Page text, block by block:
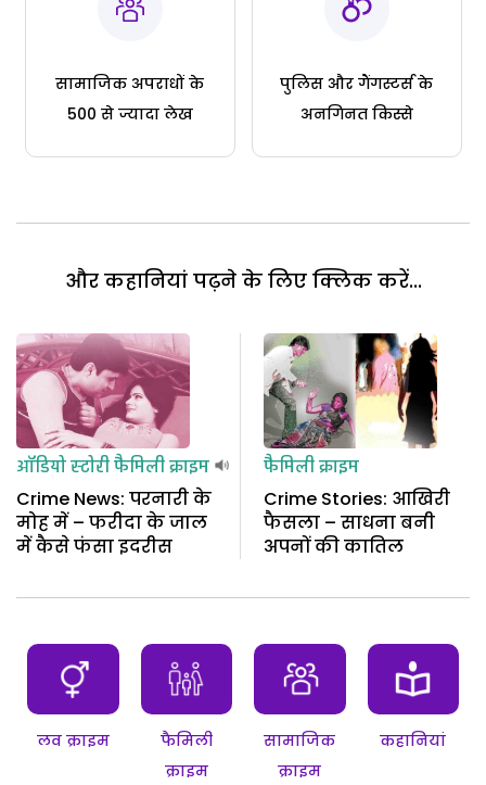
सामाजिक अपराधों के
500 से ज्यादा लेख
पुलिस और गैंगस्टर्स के
अनगिनत किस्से
और कहानियां पढ़ने के लिए क्लिक करें...
ऑडियो स्टोरीफैमिली क्राइम
Crime News: परनारी के
मोह में – फरीदा के जाल
में कैसे फंसा इदरीस
फैमिली क्राइम
Crime Stories: आखिरी
फैसला – साधना बनी
अपनों की कातिल
लव क्राइम
फैमिली
क्राइम
सामाजिक
क्राइम
कहानियां